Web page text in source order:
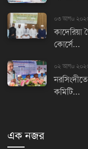
০৩ আগu
কাদেরিয়া
কোর্সে...
০২ আগu
কমিটি...
এক নজর